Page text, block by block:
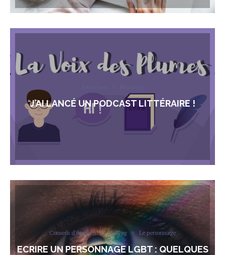
J’AI LANCÉ UN PODCAST LITTÉRAIRE !
Conseils d'écriture Le Blog Le personnage
ECRIRE UN PERSONNAGE LGBT : QUELQUES